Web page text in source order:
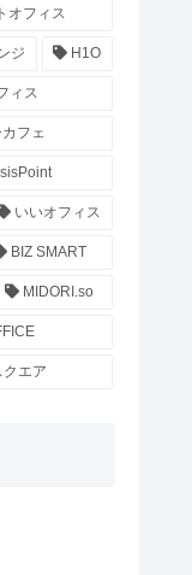
オフィス
ジ H1O
ィス
フェ
いいオフィス
BIZ SMART
MIDORI.so
エア